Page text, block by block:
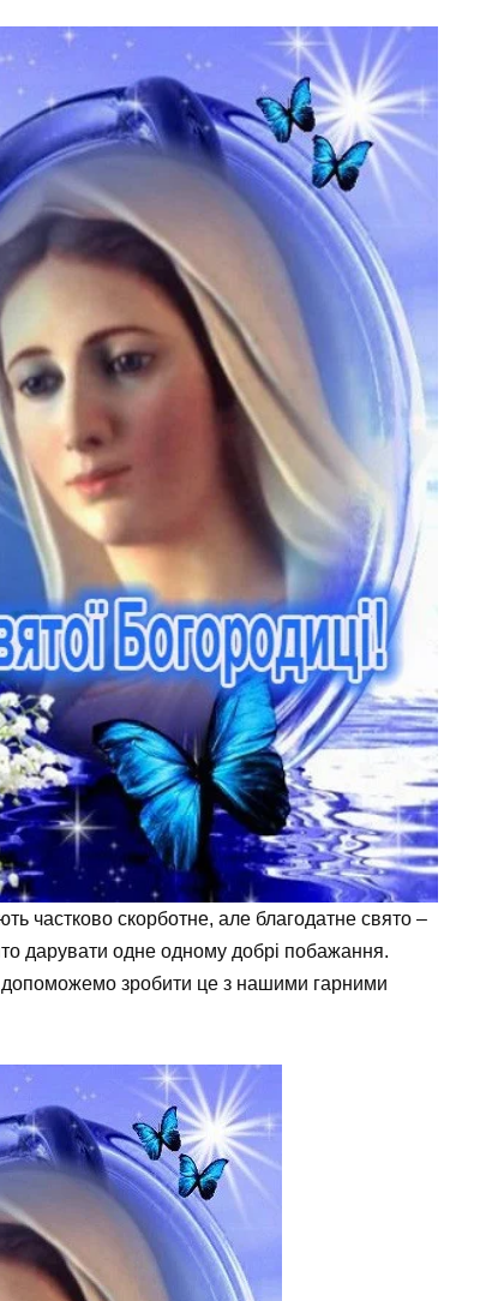
частково скорботне, але благодатне свято –
дарувати одне одному добрі побажання.
допоможемо зробити це з нашими гарними